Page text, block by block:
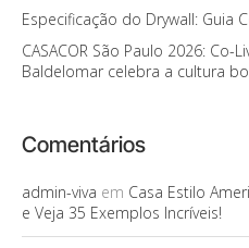
Especificação do Drywall: Guia
CASACOR São Paulo 2026:
Baldelomar celebra a cultura
Comentários
admin-viva em Casa Estilo
e Veja 35 Exemplos Incríveis!